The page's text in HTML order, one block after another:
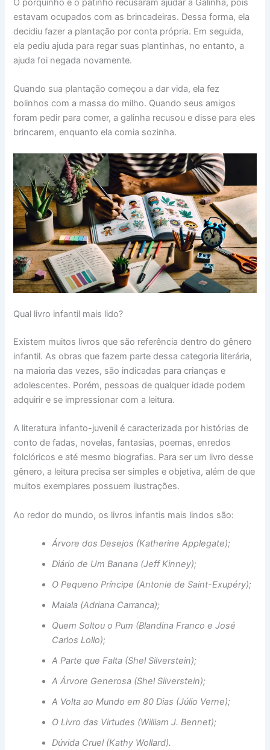
O porquinho e o patinho recusaram ajudar a Galinha, pois
estavam ocupados com as brincadeiras. Dessa forma, ela
decidiu fazer a plantação por conta própria. Em seguida,
ela pediu ajuda para regar suas plantinhas, no entanto, a
ajuda foi negada novamente.
Quando sua plantação começou a dar vida, ela fez
bolinhos com a massa do milho. Quando seus amigos
foram pedir para comer, a galinha recusou e disse para eles
brincarem, enquanto ela comia sozinha.
Qual livro infantil mais lido?
Existem muitos livros que são referência dentro do gênero
infantil. As obras que fazem parte dessa categoria literária,
na maioria das vezes, são indicadas para crianças e
adolescentes. Porém, pessoas de qualquer idade podem
adquirir e se impressionar com a leitura.
A literatura infanto-juvenil é caracterizada por histórias de
conto de fadas, novelas, fantasias, poemas, enredos
folclóricos e até mesmo biografias. Para ser um livro desse
gênero, a leitura precisa ser simples e objetiva, além de que
muitos exemplares possuem ilustrações.
Ao redor do mundo, os livros infantis mais lindos são:
Árvore dos Desejos (Katherine Applegate);
Diário de Um Banana (Jeff Kinney);
O Pequeno Príncipe (Antonie de Saint-Exupéry);
Malala (Adriana Carranca);
Quem Soltou o Pum (Blandina Franco e José
Carlos Lollo);
A Parte que Falta (Shel Silverstein);
A Árvore Generosa (Shel Silverstein);
A Volta ao Mundo em 80 Dias (Júlio Verne);
O Livro das Virtudes (William J. Bennet);
Dúvida Cruel (Kathy Wollard).